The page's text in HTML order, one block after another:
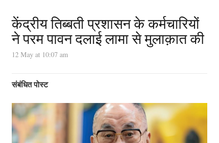
केंद्रीय तिब्बती प्रशासन के कर्मचारियों
ने परम पावन दलाई लामा से मुलाक़ात की
12 May at 10:07 am
संबंधित पोस्ट